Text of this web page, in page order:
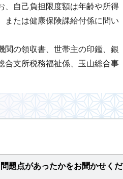
、自己負担限度額は年齢や所得
または健康保険課給付係に問い
関の領収書、世帯主の印鑑、銀
合支所税務福祉係、玉山総合事
題点があったかをお聞かせくだ